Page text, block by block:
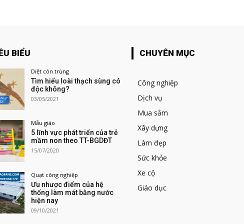
BIỂU
Diệt côn trùng
Tìm hiểu loài thạch sùng có
độc không?
03/05/2021
Mẫu giáo
5 lĩnh vực phát triển của trẻ
mầm non theo TT-BGDĐT
15/07/2020
Quạt công nghiệp
Ưu nhược điểm của hệ
thống làm mát bằng nước
hiện nay
09/10/2021
CHUYÊN MỤC
Công nghiệp
Dịch vụ
Mua sắm
Xây dựng
Làm đẹp
Sức khỏe
Xe cộ
Giáo dục